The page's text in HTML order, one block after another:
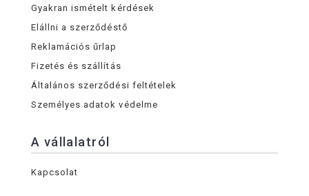
Gyakran ismételt kérdések
Elállni a szerződéstő
Reklamációs űrlap
Fizetés és szállítás
Általános szerződési feltételek
Személyes adatok védelme
A vállalatról
Kapcsolat